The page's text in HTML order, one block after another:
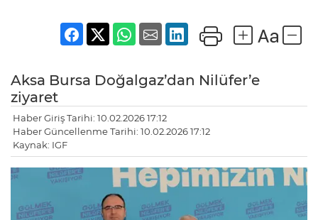
Aksa Bursa Doğalgaz’dan Nilüfer’e
ziyaret
Haber Giriş Tarihi: 10.02.2026 17:12
Haber Güncellenme Tarihi: 10.02.2026 17:12
Kaynak: IGF